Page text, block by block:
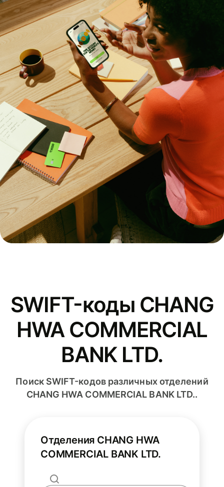
SWIFT-коды CHANG
HWA COMMERCIAL
BANK LTD.
Поиск SWIFT-кодов различных отделений
CHANG HWA COMMERCIAL BANK LTD..
Отделения CHANG HWA
COMMERCIAL BANK LTD.